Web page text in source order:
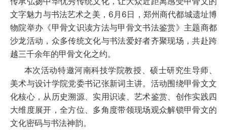
文字魅力与书法艺术之美，6月6日，郑州商代都城遗址博
物院举办《甲骨文识读方法与甲骨文书法鉴赏》主题商都
沙龙活动，众多传统文化与书法爱好者齐聚现场，共赴跨
越三千余年的甲骨文化之约。
本次活动特邀河南科技学院教授、硕士研究生导师、
美术与设计学院党委书记张新词主讲。活动围绕甲骨文文
化核心，从历史溯源、实用识读、艺术鉴赏、创作实践四
大维度展开，全方位、多角度带领现场观众解锁甲骨文的
文化密码与书法神韵。